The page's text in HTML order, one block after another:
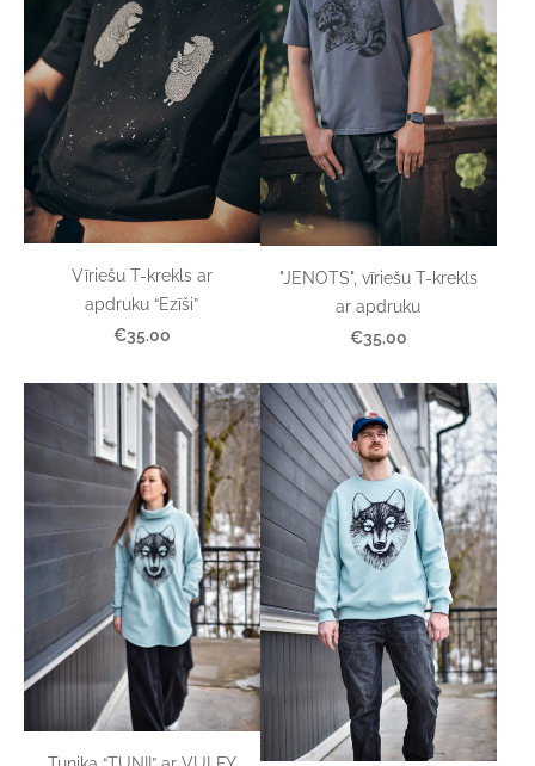
Vīriešu T-krekls ar
apdruku “Ezīši”
€35.00
"JENOTS", vīriešu T-krekls
ar apdruku
€35.00